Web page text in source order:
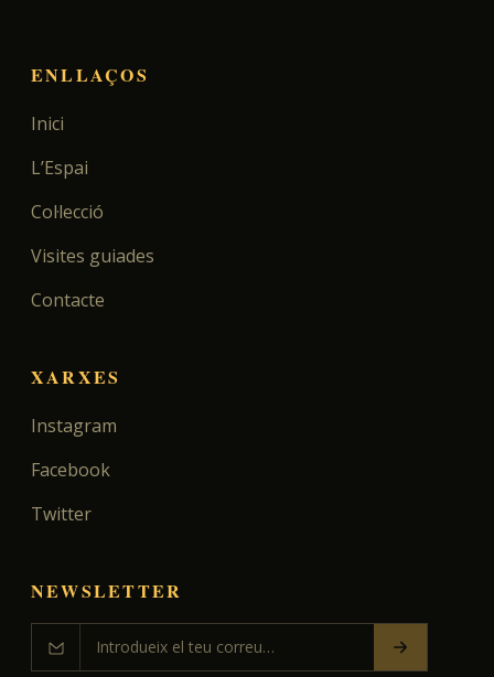
ENLLAÇOS
Inici
L’Espai
Col·lecció
Visites guiades
Contacte
XARXES
Instagram
Facebook
Twitter
NEWSLETTER